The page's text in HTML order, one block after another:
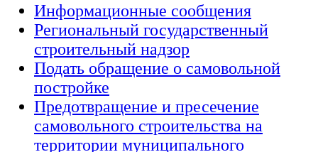
Информационные сообщения
Региональный государственный
строительный надзор
Подать обращение о самовольной
постройке
Предотвращение и пресечение
самовольного строительства на
территории муниципального